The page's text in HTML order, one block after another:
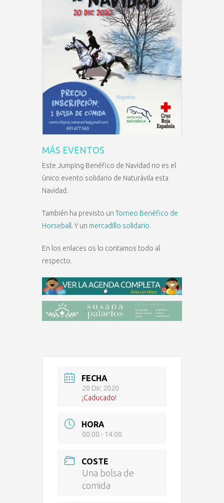
MÁS EVENTOS
Este Jumping Benéfico de Navidad no es el
único evento solidario de Naturávila esta
Navidad.
También ha previsto un Torneo Benéfico de
Horseball . Y un mercadillo solidario.
En los enlaces os lo contamos todo al
respecto.
FECHA
20 Dic 2020
¡Caducado!
HORA
00:00 - 14:00
COSTE
Una bolsa de
comida